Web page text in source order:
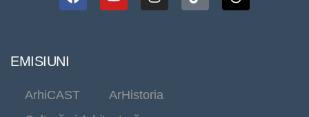
EMISIUNI
ArhiCAST
ArHistoria